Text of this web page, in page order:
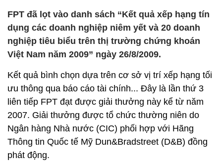
FPT đã lọt vào danh sách “Kết quả xếp hạng tín
dụng các doanh nghiệp niêm yết và 20 doanh
nghiệp tiêu biểu trên thị trường chứng khoán
Việt Nam năm 2009” ngày 26/8/2009.
Kết quả bình chọn dựa trên cơ sở vị trí xếp hạng tối
ưu thông qua báo cáo tài chính... Đây là lần thứ 3
liên tiếp FPT đạt được giải thưởng này kể từ năm
2007. Giải thưởng được tổ chức thường niên do
Ngân hàng Nhà nước (CIC) phối hợp với Hãng
Thông tin Quốc tế Mỹ Dun&Bradstreet (D&B) đồng
phát động.